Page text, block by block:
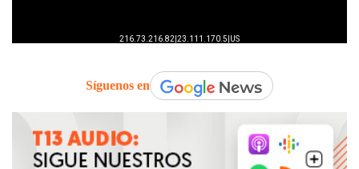
Síguenos en